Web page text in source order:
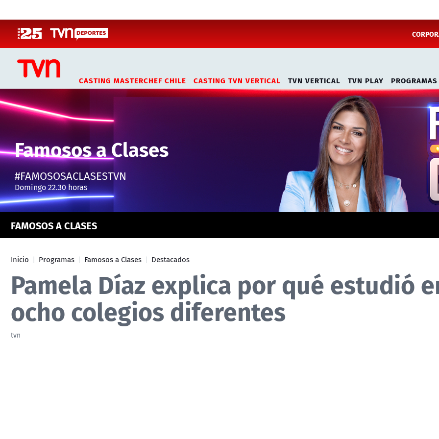
CASTING MASTERCHEF CHILE CASTING TVN VERTICAL TVN VERTICAL TVN PLAY PROGRAMAS
Famosos a Clases
#FAMOSOSACLASESTVN
Domingo 22.30 horas
FAMOSOS A CLASES
Inicio Programas Famosos a Clases Destacados
Pamela Díaz explica por qué estudió
ocho colegios diferentes
tvn